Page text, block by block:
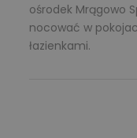
ośrodek Mrągowo
nocować w
łazienkami.